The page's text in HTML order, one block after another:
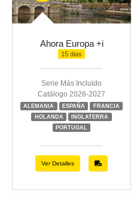
Ahora Europa +i
15 dias
Serie Más Incluido
Catálogo 2026-2027
ALEMANIA ESPAÑA
FRANCIA
HOLANDA
INGLATERRA
PORTUGAL
Ver Detalles